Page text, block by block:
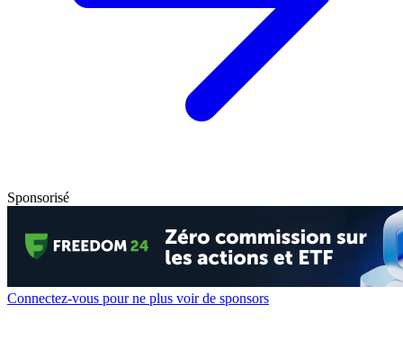
Sponsorisé
Connectez-vous pour ne plus voir de sponsors